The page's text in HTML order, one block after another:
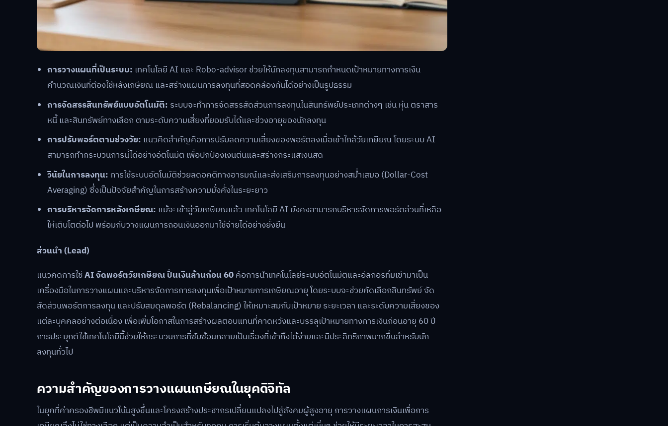
การวางแผนที่เป็นระบบ: เทคโนโลยี AI และ Robo-advisor ช่วยให้นักลงทุนสามารถกำหนดเป้าหมายทางการเงิน
คำนวณเงินที่ต้องใช้หลังเกษียณ และสร้างแผนการลงทุนที่สอดคล้องกันได้อย่างเป็นรูปธรรม
การจัดสรรสินทรัพย์แบบอัตโนมัติ: ระบบจะทำการจัดสรรสัดส่วนการลงทุนในสินทรัพย์ประเภทต่างๆ เช่น หุ้น ตราสาร
หนี้ และสินทรัพย์ทางเลือก ตามระดับความเสี่ยงที่ยอมรับได้และช่วงอายุของนักลงทุน
การปรับพอร์ตตามช่วงวัย: แนวคิดสำคัญคือการปรับลดความเสี่ยงของพอร์ตลงเมื่อเข้าใกล้วัยเกษียณ โดยระบบ AI
สามารถทำกระบวนการนี้ได้อย่างอัตโนมัติ เพื่อปกป้องเงินต้นและสร้างกระแสเงินสด
วินัยในการลงทุน: การใช้ระบบอัตโนมัติช่วยลดอคติทางอารมณ์และส่งเสริมการลงทุนอย่างสม่ำเสมอ (Dollar-Cost
Averaging) ซึ่งเป็นปัจจัยสำคัญในการสร้างความมั่งคั่งในระยะยาว
การบริหารจัดการหลังเกษียณ: แม้จะเข้าสู่วัยเกษียณแล้ว เทคโนโลยี AI ยังคงสามารถบริหารจัดการพอร์ตส่วนที่เหลือ
ให้เติบโตต่อไป พร้อมกับวางแผนการถอนเงินออกมาใช้จ่ายได้อย่างยั่งยืน
ส่วนนำ (Lead)
แนวคิดการใช้AI จัดพอร์ตวัยเกษียณ ปั้นเงินล้านก่อน 60คือการนำเทคโนโลยีระบบอัตโนมัติและอัลกอริทึมเข้ามาเป็น
เครื่องมือในการวางแผนและบริหารจัดการการลงทุนเพื่อเป้าหมายการเกษียณอายุ โดยระบบจะช่วยคัดเลือกสินทรัพย์ จัด
สัดส่วนพอร์ตการลงทุน และปรับสมดุลพอร์ต (Rebalancing) ให้เหมาะสมกับเป้าหมาย ระยะเวลา และระดับความเสี่ยงของ
แต่ละบุคคลอย่างต่อเนื่อง เพื่อเพิ่มโอกาสในการสร้างผลตอบแทนที่คาดหวังและบรรลุเป้าหมายทางการเงินก่อนอายุ 60 ปี
การประยุกต์ใช้เทคโนโลยีนี้ช่วยให้กระบวนการที่ซับซ้อนกลายเป็นเรื่องที่เข้าถึงได้ง่ายและมีประสิทธิภาพมากขึ้นสำหรับนัก
ลงทุนทั่วไป
ความสำคัญของการวางแผนเกษียณในยุคดิจิทัล
ในยุคที่ค่าครองชีพมีแนวโน้มสูงขึ้นและโครงสร้างประชากรเปลี่ยนแปลงไปสู่สังคมผู้สูงอายุ การวางแผนการเงินเพื่อการ